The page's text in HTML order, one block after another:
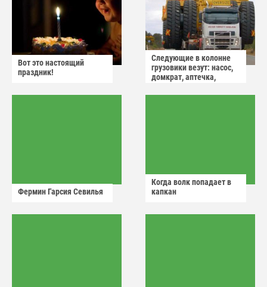
Вот это настоящий
праздник!
Следующие в колонне
грузовики везут: насос,
домкрат, аптечка,
Фермин Гарсия Севилья
Когда волк попадает в
капкан